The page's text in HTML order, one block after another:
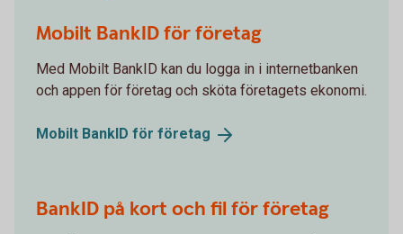
Mobilt BankID för företag
Med Mobilt BankID kan du logga in i internetbanken
och appen för företag och sköta företagets ekonomi.
Mobilt BankID för företag
BankID på kort och fil för företag